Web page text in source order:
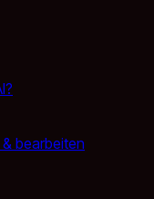
bearbeiten